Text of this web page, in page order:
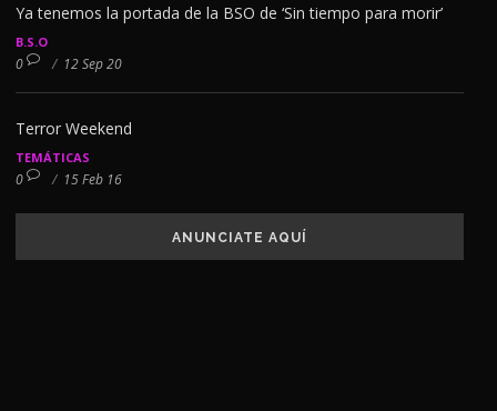
Ya tenemos la portada de la BSO de ‘Sin tiempo para morir’
B.S.O
0 / 12 Sep 20
Terror Weekend
TEMÁTICAS
0 / 15 Feb 16
ANUNCIATE AQUÍ